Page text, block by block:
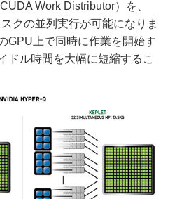
Work Distributor）を、
クの並列実行が可能になりま
GPU上で同時に作業を開始す
ドル時間を大幅に短縮するこ